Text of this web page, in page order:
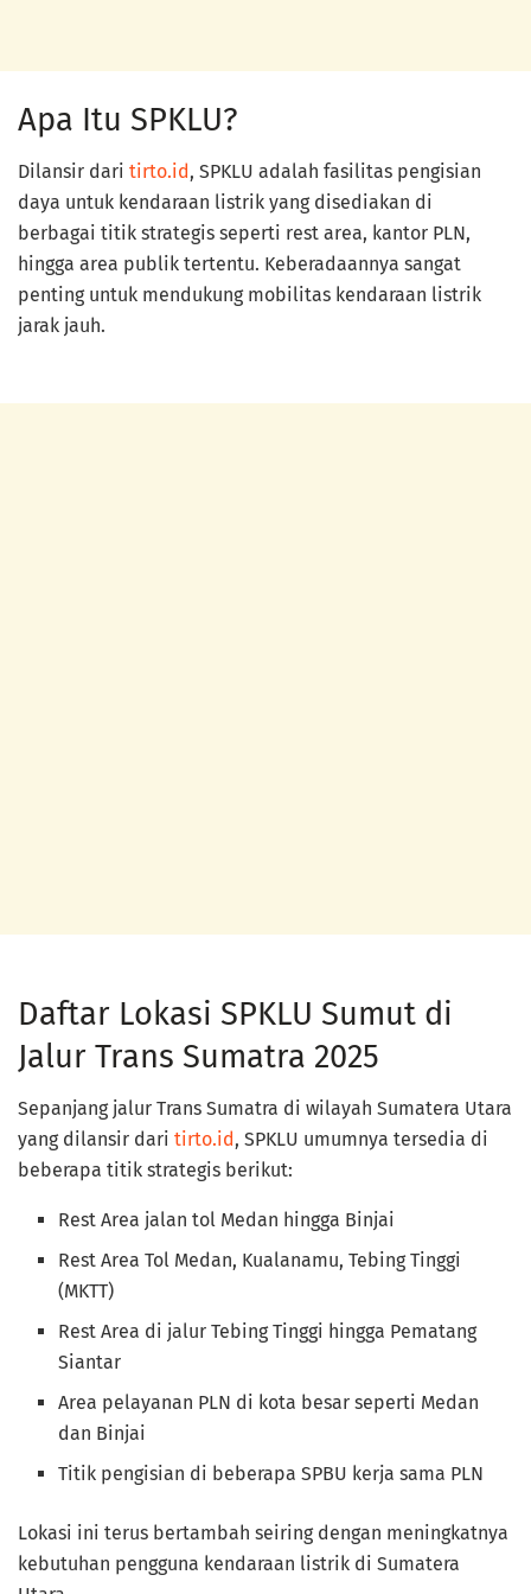
Apa Itu SPKLU?
Dilansir dari tirto.id, SPKLU adalah fasilitas pengisian
daya untuk kendaraan listrik yang disediakan di
berbagai titik strategis seperti rest area, kantor PLN,
hingga area publik tertentu. Keberadaannya sangat
penting untuk mendukung mobilitas kendaraan listrik
jarak jauh.
Daftar Lokasi SPKLU Sumut di
Jalur Trans Sumatra 2025
Sepanjang jalur Trans Sumatra di wilayah Sumatera Utara
yang dilansir dari tirto.id, SPKLU umumnya tersedia di
beberapa titik strategis berikut:
Rest Area jalan tol Medan hingga Binjai
Rest Area Tol Medan, Kualanamu, Tebing Tinggi
(MKTT)
Rest Area di jalur Tebing Tinggi hingga Pematang
Siantar
Area pelayanan PLN di kota besar seperti Medan
dan Binjai
Titik pengisian di beberapa SPBU kerja sama PLN
Lokasi ini terus bertambah seiring dengan meningkatnya
kebutuhan pengguna kendaraan listrik di Sumatera